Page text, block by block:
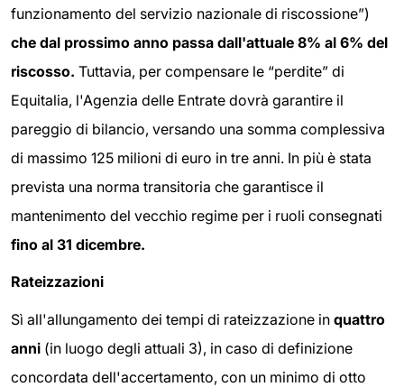
funzionamento del servizio nazionale di riscossione”)
che dal prossimo anno passa dall'attuale 8% al 6% del
riscosso. Tuttavia, per compensare le “perdite” di
Equitalia, l'Agenzia delle Entrate dovrà garantire il
pareggio di bilancio, versando una somma complessiva
di massimo 125 milioni di euro in tre anni. In più è stata
prevista una norma transitoria che garantisce il
mantenimento del vecchio regime per i ruoli consegnati
fino al 31 dicembre.
Rateizzazioni
Sì all'allungamento dei tempi di rateizzazione in quattro
anni (in luogo degli attuali 3), in caso di definizione
concordata dell'accertamento, con un minimo di otto